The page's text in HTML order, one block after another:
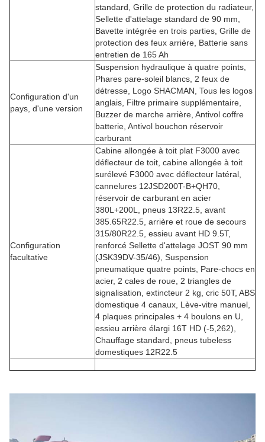
standard, Grille de protection du radiateur,
Sellette d'attelage standard de 90 mm,
Bavette intégrée en trois parties, Grille de
protection des feux arrière, Batterie sans
entretien de 165 Ah
Configuration d'un
pays, d'une version
Suspension hydraulique à quatre points,
Phares pare-soleil blancs, 2 feux de
détresse, Logo SHACMAN, Tous les logos
anglais, Filtre primaire supplémentaire,
Buzzer de marche arrière, Antivol coffre
batterie, Antivol bouchon réservoir
carburant
Configuration
facultative
Cabine allongée à toit plat F3000 avec
déflecteur de toit, cabine allongée à toit
surélevé F3000 avec déflecteur latéral,
cannelures 12JSD200T-B+QH70,
réservoir de carburant en acier
380L+200L, pneus 13R22.5, avant
385.65R22.5, arrière et roue de secours
315/80R22.5, essieu avant HD 9.5T,
renforcé Sellette d'attelage JOST 90 mm
(JSK39DV-35/46), Suspension
pneumatique quatre points, Pare-chocs en
acier, 2 cales de roue, 2 triangles de
signalisation, extincteur 2 kg, cric 50T, ABS
domestique 4 canaux, Lève-vitre manuel,
4 plaques principales + 4 boulons en U,
essieu arrière élargi 16T HD (-5,262),
Chauffage standard, pneus tubeless
domestiques 12R22.5